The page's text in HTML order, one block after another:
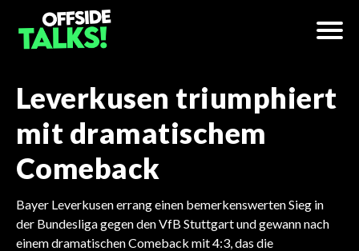
Leverkusen triumphiert
mit dramatischem
Comeback
Bayer Leverkusen errang einen bemerkenswerten Sieg in
der Bundesliga gegen den VfB Stuttgart und gewann nach
einem dramatischen Comeback mit 4:3, das die